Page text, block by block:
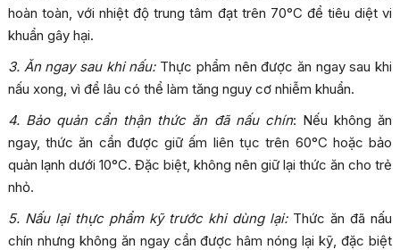
hoàn toàn, với nhiệt độ trung tâm đạt trên 70°C để tiêu diệt vi
khuẩn gây hại.
3. Ăn ngay sau khi nấu:Thực phẩm nên được ăn ngay sau khi
nấu xong, vì để lâu có thể làm tăng nguy cơ nhiễm khuẩn.
4. Bảo quản cẩn thận thức ăn đã nấu chín: Nếu không ăn
ngay, thức ăn cần được giữ ấm liên tục trên 60°C hoặc bảo
quản lạnh dưới 10°C. Đặc biệt, không nên giữ lại thức ăn cho trẻ
nhỏ.
5. Nấu lại thực phẩm kỹ trước khi dùng lại:Thức ăn đã nấu
chín nhưng không ăn ngay cần được hâm nóng lại kỹ, đặc biệt